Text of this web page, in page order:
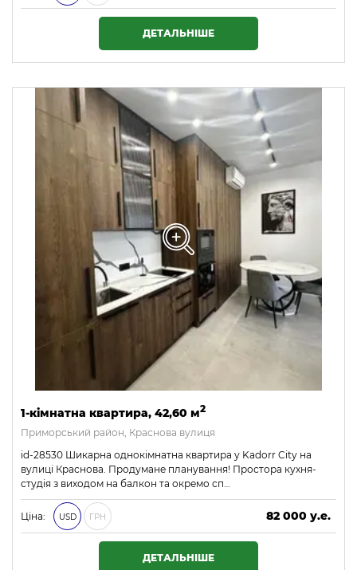
3 225 000 ₴
ДЕТАЛЬНІШЕ
1-кімнатна квартира, 42,60 м2
Приморський район, Краснова вулиця
id-28530 Шикарна однокімнатна квартира у Kadorr City на
вулиці Краснова. Продумане планування! Простора кухня-
студія з виходом на балкон та окремо сп…
Ціна: USD ГРН
82 000 у.е.
3 526 000 ₴
ДЕТАЛЬНІШЕ